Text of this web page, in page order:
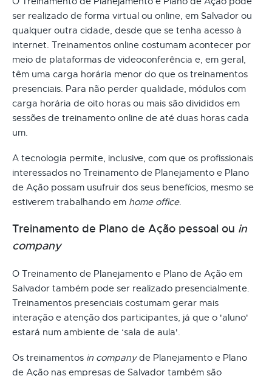
ser realizado de forma virtual ou online, em Salvador ou
qualquer outra cidade, desde que se tenha acesso à
internet. Treinamentos online costumam acontecer por
meio de plataformas de videoconferência e, em geral,
têm uma carga horária menor do que os treinamentos
presenciais. Para não perder qualidade, módulos com
carga horária de oito horas ou mais são divididos em
sessões de treinamento online de até duas horas cada
um.
A tecnologia permite, inclusive, com que os profissionais
interessados no Treinamento de Planejamento e Plano
de Ação possam usufruir dos seus benefícios, mesmo se
estiverem trabalhando em home office.
Treinamento de Plano de Ação pessoal ou in
company
O Treinamento de Planejamento e Plano de Ação em
Salvador também pode ser realizado presencialmente.
Treinamentos presenciais costumam gerar mais
interação e atenção dos participantes, já que o 'aluno'
estará num ambiente de ‘sala de aula'.
Os treinamentos in companyde Planejamento e Plano
de Ação nas empresas de Salvador também são